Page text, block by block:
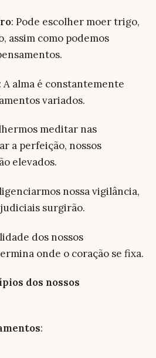
: Pode escolher moer trigo,
assim como podemos
: A alma é constantemente
variados.
meditar nas
a perfeição, nossos
elevados.
nossa vigilância,
surgirão.
dos nossos
onde o coração se fixa.
dos nossos
: